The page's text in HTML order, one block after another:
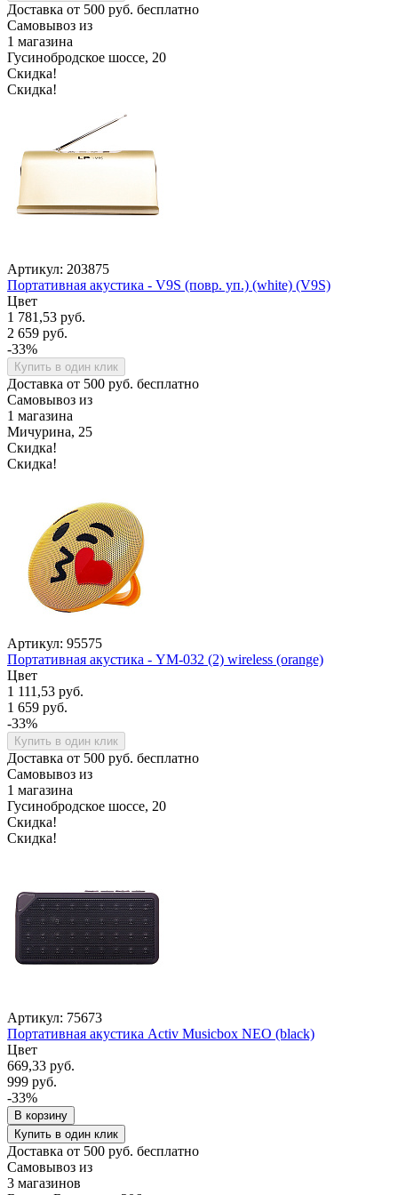
Доставка от 500 руб. бесплатно
Самовывоз из
1 магазина
Гусинобродское шоссе, 20
Скидка!
Скидка!
Артикул: 203875
Портативная акустика - V9S (повр. уп.) (white) (V9S)
Цвет
1 781,53 руб.
2 659 руб.
-33%
Купить в один клик
Доставка от 500 руб. бесплатно
Самовывоз из
1 магазина
Мичурина, 25
Скидка!
Скидка!
Артикул: 95575
Портативная акустика - YM-032 (2) wireless (orange)
Цвет
1 111,53 руб.
1 659 руб.
-33%
Купить в один клик
Доставка от 500 руб. бесплатно
Самовывоз из
1 магазина
Гусинобродское шоссе, 20
Скидка!
Скидка!
Артикул: 75673
Портативная акустика Activ Musicbox NEO (black)
Цвет
669,33 руб.
999 руб.
-33%
В корзину
Купить в один клик
Доставка от 500 руб. бесплатно
Самовывоз из
3 магазинов